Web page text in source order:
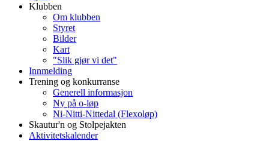
Klubben
Om klubben
Styret
Bilder
Kart
"Slik gjør vi det"
Innmelding
Trening og konkurranse
Generell informasjon
Ny på o-løp
Ni-Nitti-Nittedal (Flexoløp)
Skautur'n og Stolpejakten
Aktivitetskalender